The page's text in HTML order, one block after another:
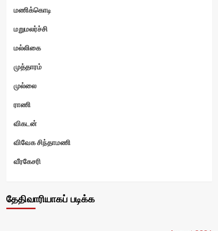
மணிக்கொடி
மறுமலர்ச்சி
மல்லிகை
முத்தாரம்
முல்லை
ராணி
விகடன்
விவேக சிந்தாமணி
வீரகேசரி
தேதிவாரியாகப் படிக்க